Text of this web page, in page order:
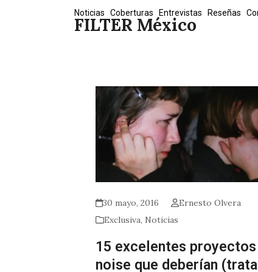
FILTER México
Noticias Coberturas Entrevistas Reseñas
30 mayo, 2016
Ernesto Olvera
Exclusiva, Noticias
15 excelentes proyectos
noise que deberían